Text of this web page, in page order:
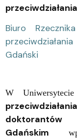
Biuro
Gdański
W
Gdańskim